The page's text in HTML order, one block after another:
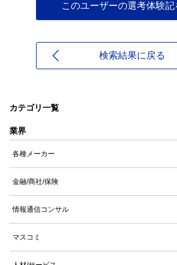
このユーザーの選考体験記
検索結果に戻る
カテゴリ一覧
業界
各種メーカー
金融/商社/保険
情報通信コンサル
マスコミ